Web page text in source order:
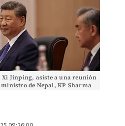
Xi Jinping, asiste a una reunión
de Nepal, KP Sharma